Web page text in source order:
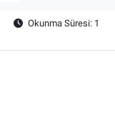
Okunma Süresi: 1